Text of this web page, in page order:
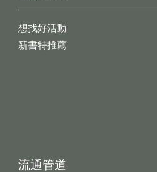
想找好活動
新書特推薦
流通管道